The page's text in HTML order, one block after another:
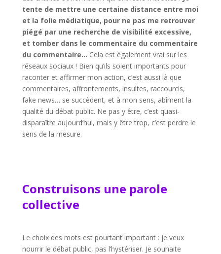
tente de mettre une certaine distance entre moi
et la folie médiatique, pour ne pas me retrouver
piégé par une recherche de visibilité excessive,
et tomber dans le commentaire du commentaire
du commentaire… Cela est également vrai sur les
réseaux sociaux ! Bien qu’ils soient importants pour
raconter et affirmer mon action, c’est aussi là que
commentaires, affrontements, insultes, raccourcis,
fake news… se succèdent, et à mon sens, abîment la
qualité du débat public. Ne pas y être, c’est quasi-
disparaître aujourd’hui, mais y être trop, c’est perdre le
sens de la mesure.
Construisons une parole
collective
Le choix des mots est pourtant important : je veux
nourrir le débat public, pas l’hystériser. Je souhaite